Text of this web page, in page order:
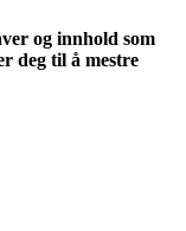
og innhold som
deg til å mestre